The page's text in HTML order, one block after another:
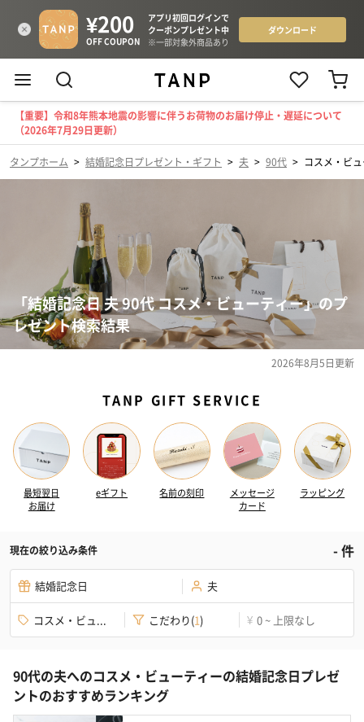
【重要】令和8年熊本地震の影響に伴うお荷物のお届け停止・遅延について
（2026年7月29日更新）
タンプホーム > 結婚記念日プレゼント・ギフト > 夫 > 90代 > コスメ・ビ
「結婚記念日 夫 90代 コスメ・ビューティー」のプ
レゼント検索結果
2026年8月5日更新
TANP GIFT SERVICE
最短翌日
お届け
eギフト 名前の刻印
メッセージ
カード
ラッピング
現在の絞り込み条件 -件
結婚記念日 夫
コスメ・ビュ... こだわり(1) ¥ 0 ~ 上限なし
90代の夫へのコスメ・ビューティーの結婚記念日プレゼ
ントのおすすめランキング